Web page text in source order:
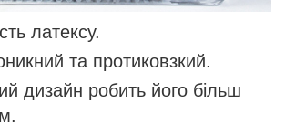
латексу.
та протиковзкий.
дизайн робить його більш